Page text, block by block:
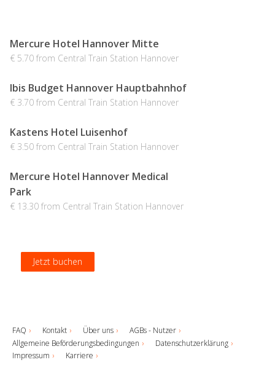
Mercure Hotel Hannover Mitte
€ 5.70 from Central Train Station Hannover
Jetzt buchen
Ibis Budget Hannover Hauptbahnhof
€ 3.70 from Central Train Station Hannover
Jetzt buchen
Kastens Hotel Luisenhof
€ 3.50 from Central Train Station Hannover
Jetzt buchen
Mercure Hotel Hannover Medical
Park
€ 13.30 from Central Train Station Hannover
Jetzt buchen
FAQ Kontakt Über uns
AGBs - Nutzer
Allgemeine Beförderungsbedingungen
Datenschutzerklärung
Impressum
Karriere